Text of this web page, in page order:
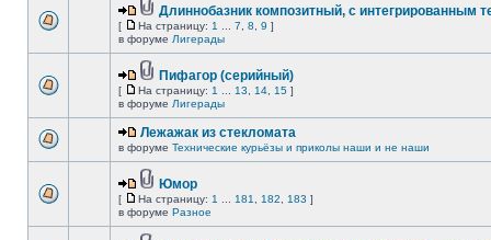
Длиннобазник композитный, с интегрированным
[ На страницу: 1 7 8 9 ]
в форуме Лигерады
Пифагор (серийный)
[ На страницу: 1 13 14 15 ]
в форуме Лигерады
Лежажак из стекломата
в форуме Технические курьёзы и приколы наши и не наши
Юмор
[ На страницу: 1 181 182 183 ]
в форуме Разное